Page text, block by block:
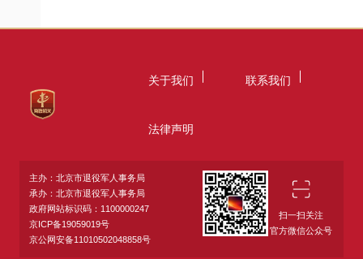
关于我们 联系我们
法律声明
主办：北京市退役军人事务局
承办：北京市退役军人事务局
政府网站标识码：1100000247
京ICP备19059019号
京公网安备11010502048858号
扫一扫关注
官方微信公众号